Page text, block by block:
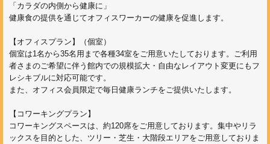
「カラダの内側から健康に」
健康食の提供を通じてオフィスワーカーの健康を促進します。
【オフィスプラン】（個室）
個室は1名から35名用まで各種34室をご用意いたしております。ご利用
者さまのご希望に伴う館内での規模拡大・自由なレイアウト変更にもフ
レシキブルに対応可能です。
また、オフィス会員限定で毎日健康ランチをご提供いたします。
【コワーキングプラン】
コワーキングスペースは、約120席をご用意しております。集中やリラ
ックスを目的とした、ツリー・芝生・大階段エリアをご用意しておりま